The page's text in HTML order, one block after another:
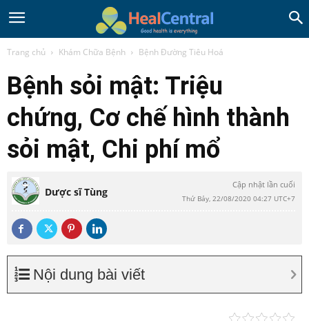
Trang chủ Khám Chữa Bệnh Bệnh Đường Tiêu Hoá
Bệnh sỏi mật: Triệu
chứng, Cơ chế hình thành
sỏi mật, Chi phí mổ
Dược sĩ Tùng
Cập nhật lần cuối
Thứ Bảy, 22/08/2020 04:27 UTC+7
Nội dung bài viết